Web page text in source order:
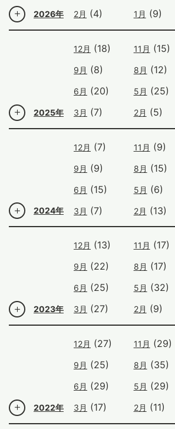
2026年 2月 (4) 1月 (9)
2025年
12月 (18) 11月 (15)
9月 (8) 8月 (12)
6月 (20) 5月 (25)
3月 (7) 2月 (5)
2024年
12月 (7) 11月 (9)
9月 (9) 8月 (15)
6月 (15) 5月 (6)
3月 (7) 2月 (13)
2023年
12月 (13) 11月 (17)
9月 (22) 8月 (17)
6月 (25) 5月 (32)
3月 (27) 2月 (9)
2022年
12月 (27) 11月 (29)
9月 (25) 8月 (35)
6月 (29) 5月 (29)
3月 (17) 2月 (11)